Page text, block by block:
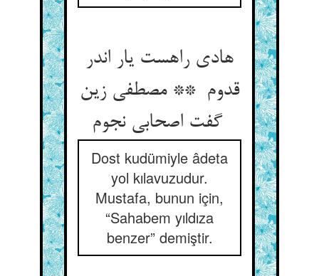
هادی راهست یار اندر
قدوم ** مصطفی زین
گفت اصحابی نجوم
Dost kudümiyle âdeta
yol kılavuzudur.
Mustafa, bunun için,
“Sahabem yıldıza
benzer” demiştir.